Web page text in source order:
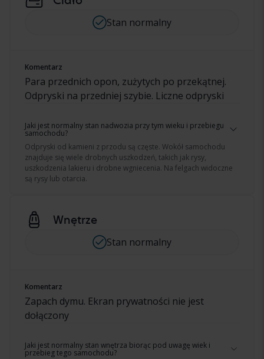
Stan normalny
Komentarz
Para przednich opon, zużytych po przekątnej.
Odpryski na przedniej szybie. Liczne odpryski
Jaki jest normalny stan nadwozia przy tym wieku i przebiegu
samochodu?
Odpryski od kamieni z przodu są częste. Wokół samochodu
znajduje się wiele drobnych uszkodzeń, takich jak rysy,
uszkodzenia lakieru i drobne wgniecenia. Na felgach widoczne
są rysy lub otarcia.
Wnętrze
Stan normalny
Komentarz
Zapach dymu. Ekran prywatności nie jest
dołączony
Jaki jest normalny stan wnętrza biorąc pod uwagę wiek i
przebieg tego samochodu?